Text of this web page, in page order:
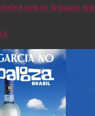
com os drinques